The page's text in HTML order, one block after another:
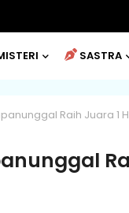
SASTRA
Raih Juara 1